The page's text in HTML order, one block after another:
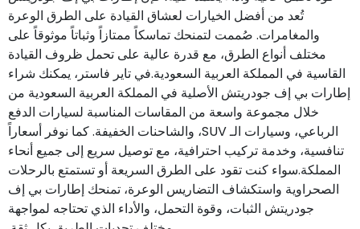
تُعد من أفضل الخيارات لعشاق القيادة على الطرق الوعرة
والمغامرات. صُممت لتمنحك تماسكاً ممتازاً وثباتاً موثوقاً على
مختلف أنواع الطرق، مع قدرة عالية على تحمل ظروف القيادة
القاسية في المملكة العربية السعودية.في تاير فاستر، يمكنك شراء
إطارات بي إف جودريتش الأصلية في المملكة العربية السعودية من
خلال مجموعة واسعة من المقاسات المناسبة لسيارات الدفع
الرباعي، وسيارات الـ SUV، والشاحنات الخفيفة. كما نوفر أسعاراً
تنافسية، وخدمة تركيب احترافية، مع توصيل سريع إلى جميع أنحاء
المملكة.سواء كنت تقود على الطرق السريعة أو تستمتع بالرحلات
الصحراوية واستكشاف التضاريس الوعرة، تمنحك إطارات بي إف
جودريتش الثبات، وقوة التحمل، والأداء الذي تحتاجه لمواجهة